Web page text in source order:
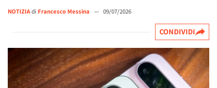
NOTIZIAdi Francesco Messina — 09/07/2026
CONDIVIDI